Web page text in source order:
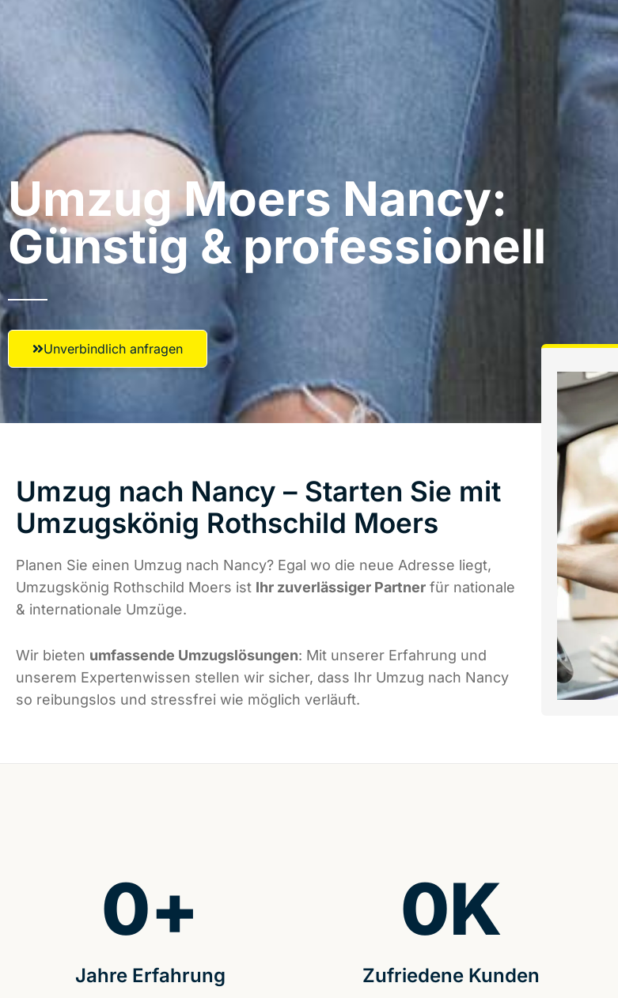
Umzug Moers​ Nancy:
Günstig & professionell​
Unverbindlich anfragen
Umzug nach Nancy – Starten Sie mit
Umzugskönig Rothschild Moers
Planen Sie einen Umzug nach Nancy? Egal wo die neue Adresse liegt,
Umzugskönig Rothschild Moers ist Ihr zuverlässiger Partner für nationale
& internationale Umzüge.
Wir bieten umfassende Umzugslösungen: Mit unserer Erfahrung und
unserem Expertenwissen stellen wir sicher, dass Ihr Umzug nach Nancy
so reibungslos und stressfrei wie möglich verläuft.
Jahre Erfahrung
0+
Zufriedene Kunden
0K